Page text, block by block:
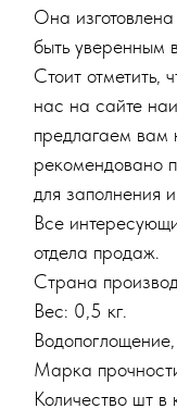
Она
быть уверенным
Стоит отметить,
нас на сайте
предлагаем вам
рекомендовано
для заполнения
Все
отдела продаж.
Страна
Вес: 0,5 кг.
Марка
Количество шт в